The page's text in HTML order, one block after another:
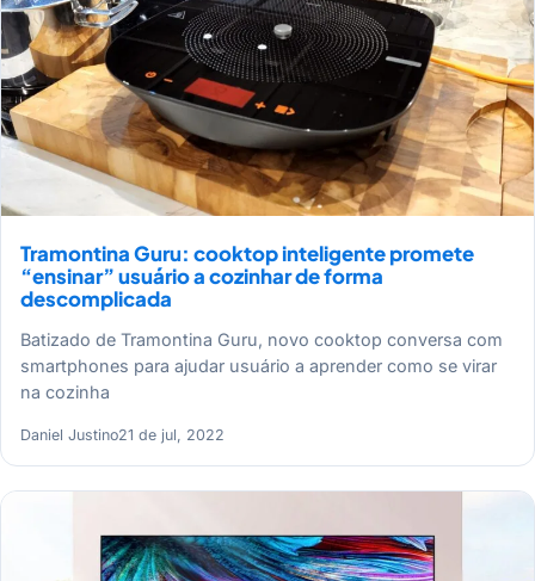
Tramontina Guru: cooktop inteligente promete
“ensinar” usuário a cozinhar de forma
descomplicada
Batizado de Tramontina Guru, novo cooktop conversa com
smartphones para ajudar usuário a aprender como se virar
na cozinha
Daniel Justino21 de jul, 2022